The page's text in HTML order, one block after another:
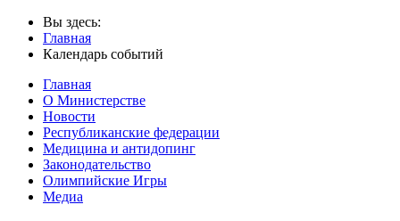
Вы здесь:
Главная
Календарь событий
Главная
О Министерстве
Новости
Республиканские федерации
Медицина и антидопинг
Законодательство
Олимпийские Игры
Медиа